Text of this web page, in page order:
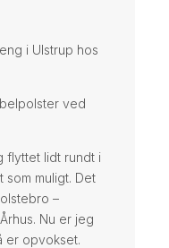
i Ulstrup hos
ved
flyttet lidt rundt i
muligt. Det
–
Nu er jeg
er opvokset.